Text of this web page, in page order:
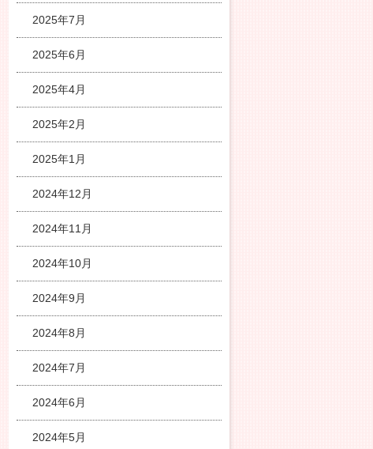
2025年7月
2025年6月
2025年4月
2025年2月
2025年1月
2024年12月
2024年11月
2024年10月
2024年9月
2024年8月
2024年7月
2024年6月
2024年5月